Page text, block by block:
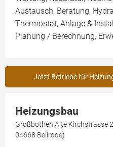
Austausch, Beratung,
Thermostat, Anlage &
Planung / Berechnung,
Jetzt Betriebe für
Heizungsbau
Großbothen Alte Kirchstrasse
04668 Beilrode)